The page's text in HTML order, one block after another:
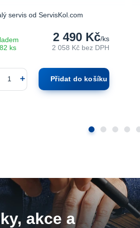
servis od ServisKol.com
2 490 Kč/ks
2 058 Kč bez DPH
ks
Přidat do košíku
akce a